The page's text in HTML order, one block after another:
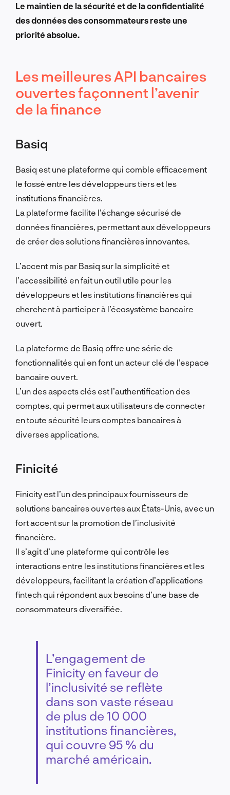
Le maintien de la sécurité et de la confidentialité
des données des consommateurs reste une
priorité absolue.
Les meilleures API bancaires
ouvertes façonnent l’avenir
de la finance
Basiq
Basiq est une plateforme qui comble efficacement
le fossé entre les développeurs tiers et les
institutions financières.
La plateforme facilite l’échange sécurisé de
données financières, permettant aux développeurs
de créer des solutions financières innovantes.
L’accent mis par Basiq sur la simplicité et
l’accessibilité en fait un outil utile pour les
développeurs et les institutions financières qui
cherchent à participer à l’écosystème bancaire
ouvert.
La plateforme de Basiq offre une série de
fonctionnalités qui en font un acteur clé de l’espace
bancaire ouvert.
L’un des aspects clés est l’authentification des
comptes, qui permet aux utilisateurs de connecter
en toute sécurité leurs comptes bancaires à
diverses applications.
Finicité
Finicity est l’un des principaux fournisseurs de
solutions bancaires ouvertes aux États-Unis, avec un
fort accent sur la promotion de l’inclusivité
financière.
Il s’agit d’une plateforme qui contrôle les
interactions entre les institutions financières et les
développeurs, facilitant la création d’applications
fintech qui répondent aux besoins d’une base de
consommateurs diversifiée.
L’engagement de
Finicity en faveur de
l’inclusivité se reflète
dans son vaste réseau
de plus de 10 000
institutions financières,
qui couvre 95 % du
marché américain.